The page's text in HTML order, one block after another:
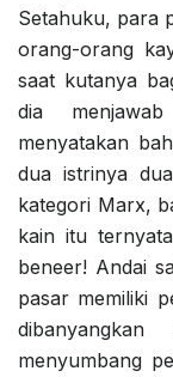
Setahuku, para
orang-orang
saat kutanya
dia
menyatakan
dua istrinya
kategori Marx,
kain itu
beneer! Andai
pasar memiliki
menyumbang